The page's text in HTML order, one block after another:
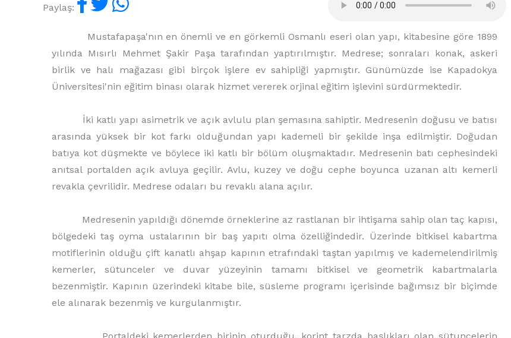
Paylaş:
Mustafapaşa'nın en önemli ve en görkemli Osmanlı eseri olan yapı, kitabesine göre 1899
yılında Mısırlı Mehmet Şakir Paşa tarafından yaptırılmıştır. Medrese; sonraları konak, askeri
birlik ve halı mağazası gibi birçok işlere ev sahipliği yapmıştır. Günümüzde ise Kapadokya
Üniversitesi'nin eğitim binası olarak hizmet vererek orjinal eğitim işlevini sürdürmektedir.
İki katlı yapı asimetrik ve açık avlulu plan şemasına sahiptir. Medresenin doğusu ve batısı
arasında yüksek bir kot farkı olduğundan yapı kademeli bir şekilde inşa edilmiştir. Doğudan
batıya kot düşmekte ve böylece iki katlı bir bölüm oluşmaktadır. Medresenin batı cephesindeki
anıtsal portalden açık avluya geçilir. Avlu, kuzey ve doğu cephe boyunca uzanan altı kemerli
revakla çevrilidir. Medrese odaları bu revaklı alana açılır.
Medresenin yapıldığı dönemde örneklerine az rastlanan bir ihtişama sahip olan taç kapısı,
bölgedeki taş oyma ustalarının bir baş yapıtı olma özelliğindedir. Üzerinde bitkisel kabartma
motiflerinin olduğu çift kanatlı ahşap kapının etrafındaki taştan yapılmış ve kademelendirilmiş
kemerler, sütunceler ve duvar yüzeyinin tamamı bitkisel ve geometrik kabartmalarla
bezenmiştir. Kapının üzerindeki kitabe bile, süsleme programı içerisinde bağımsız bir biçimde
ele alınarak bezenmiş ve kurgulanmıştır.